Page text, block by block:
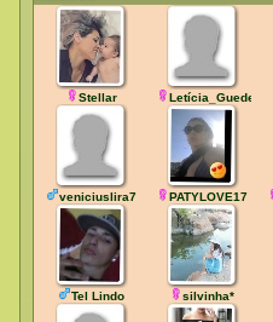
Stellar Letícia_Guedes
veniciuslira7 PATYLOVE17
Tel Lindo silvinha*